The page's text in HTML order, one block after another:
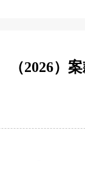
（2026）